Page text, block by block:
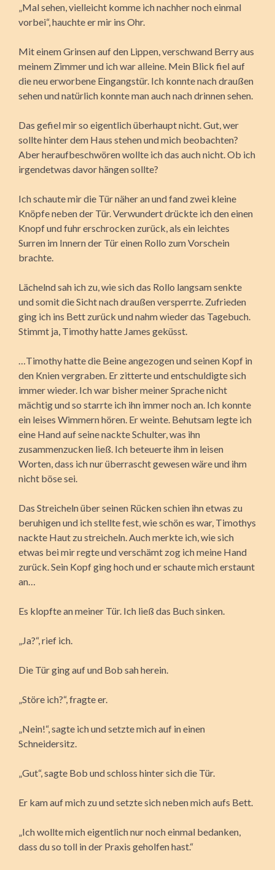
„Mal sehen, vielleicht komme ich nachher noch einmal
vorbei“, hauchte er mir ins Ohr.
Mit einem Grinsen auf den Lippen, verschwand Berry aus
meinem Zimmer und ich war alleine. Mein Blick fiel auf
die neu erworbene Eingangstür. Ich konnte nach draußen
sehen und natürlich konnte man auch nach drinnen sehen.
Das gefiel mir so eigentlich überhaupt nicht. Gut, wer
sollte hinter dem Haus stehen und mich beobachten?
Aber heraufbeschwören wollte ich das auch nicht. Ob ich
irgendetwas davor hängen sollte?
Ich schaute mir die Tür näher an und fand zwei kleine
Knöpfe neben der Tür. Verwundert drückte ich den einen
Knopf und fuhr erschrocken zurück, als ein leichtes
Surren im Innern der Tür einen Rollo zum Vorschein
brachte.
Lächelnd sah ich zu, wie sich das Rollo langsam senkte
und somit die Sicht nach draußen versperrte. Zufrieden
ging ich ins Bett zurück und nahm wieder das Tagebuch.
Stimmt ja, Timothy hatte James geküsst.
…Timothy hatte die Beine angezogen und seinen Kopf in
den Knien vergraben. Er zitterte und entschuldigte sich
immer wieder. Ich war bisher meiner Sprache nicht
mächtig und so starrte ich ihn immer noch an. Ich konnte
ein leises Wimmern hören. Er weinte. Behutsam legte ich
eine Hand auf seine nackte Schulter, was ihn
zusammenzucken ließ. Ich beteuerte ihm in leisen
Worten, dass ich nur überrascht gewesen wäre und ihm
nicht böse sei.
Das Streicheln über seinen Rücken schien ihn etwas zu
beruhigen und ich stellte fest, wie schön es war, Timothys
nackte Haut zu streicheln. Auch merkte ich, wie sich
etwas bei mir regte und verschämt zog ich meine Hand
zurück. Sein Kopf ging hoch und er schaute mich erstaunt
an…
Es klopfte an meiner Tür. Ich ließ das Buch sinken.
„Ja?“, rief ich.
Die Tür ging auf und Bob sah herein.
„Störe ich?“, fragte er.
„Nein!“, sagte ich und setzte mich auf in einen
Schneidersitz.
„Gut“, sagte Bob und schloss hinter sich die Tür.
Er kam auf mich zu und setzte sich neben mich aufs Bett.
„Ich wollte mich eigentlich nur noch einmal bedanken,
dass du so toll in der Praxis geholfen hast.“